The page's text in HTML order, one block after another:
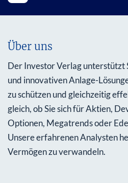
Über uns
Der Investor Verlag unterstützt
und innovativen Anlage-
zu schützen und gleichzeitig
gleich, ob Sie sich für Aktien,
Optionen, Megatrends oder
Unsere erfahrenen Analysten
Vermögen zu verwandeln.